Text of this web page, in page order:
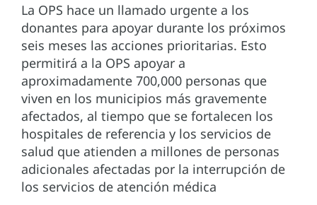
La OPS hace un llamado urgente a los
donantes para apoyar durante los próximos
seis meses las acciones prioritarias. Esto
permitirá a la OPS apoyar a
aproximadamente 700,000 personas que
viven en los municipios más gravemente
afectados, al tiempo que se fortalecen los
hospitales de referencia y los servicios de
salud que atienden a millones de personas
adicionales afectadas por la interrupción de
los servicios de atención médica